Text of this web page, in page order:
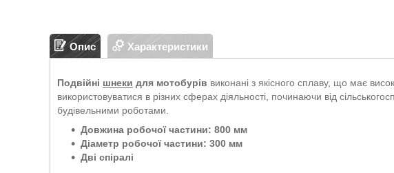
Опис Характеристики
Подвійні шнеки для мотобурів виконані з якісного сплаву, що має
використовуватися в різних сферах діяльності, починаючи від
будівельними роботами.
Довжина робочої частини: 800 мм
Діаметр робочої частини: 300 мм
Дві спіралі